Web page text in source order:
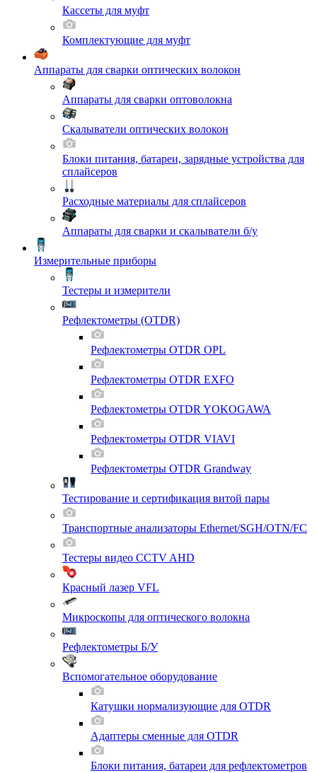
Кассеты для муфт
Комплектующие для муфт
Аппараты для сварки оптических волокон
Аппараты для сварки оптоволокна
Скалыватели оптических волокон
Блоки питания, батареи, зарядные устройства для
сплайсеров
Расходные материалы для сплайсеров
Аппараты для сварки и скалыватели б/у
Измерительные приборы
Тестеры и измерители
Рефлектометры (OTDR)
Рефлектометры OTDR OPL
Рефлектометры OTDR EXFO
Рефлектометры OTDR YOKOGAWA
Рефлектометры OTDR VIAVI
Рефлектометры OTDR Grandway
Тестирование и сертификация витой пары
Транспортные анализаторы Ethernet/SGH/OTN/FC
Тестеры видео CCTV AHD
Красный лазер VFL
Микроскопы для оптического волокна
Рефлектометры Б/У
Вспомогательное оборудование
Катушки нормализующие для OTDR
Адаптеры сменные для OTDR
Блоки питания, батареи для рефлектометров